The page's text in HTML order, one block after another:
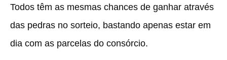
Todos têm as mesmas chances de ganhar através
das pedras no sorteio, bastando apenas estar em
dia com as parcelas do consórcio.